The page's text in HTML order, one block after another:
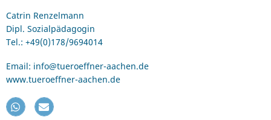
Catrin Renzelmann
Dipl. Sozialpädagogin
Tel.: +49(0)178/9694014
Email: info@tueroeffner-aachen.de
www.tueroeffner-aachen.de